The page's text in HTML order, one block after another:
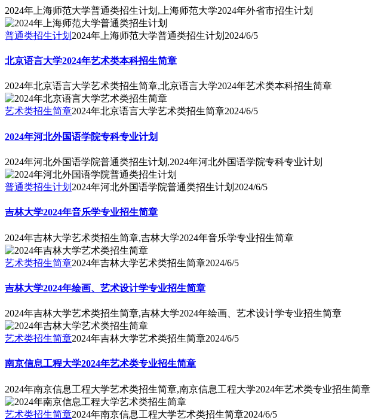
2024年上海师范大学普通类招生计划,上海师范大学2024年外省市招生计划
普通类招生计划 2024年上海师范大学普通类招生计划 2024/6/5
北京语言大学2024年艺术类本科招生简章
2024年北京语言大学艺术类招生简章,北京语言大学2024年艺术类本科招生简章
艺术类招生简章2024年北京语言大学艺术类招生简章2024/6/5
2024年河北外国语学院专科专业计划
2024年河北外国语学院普通类招生计划,2024年河北外国语学院专科专业计划
普通类招生计划 2024年河北外国语学院普通类招生计划 2024/6/5
吉林大学2024年音乐学专业招生简章
2024年吉林大学艺术类招生简章,吉林大学2024年音乐学专业招生简章
艺术类招生简章2024年吉林大学艺术类招生简章2024/6/5
吉林大学2024年绘画、艺术设计学专业招生简章
2024年吉林大学艺术类招生简章,吉林大学2024年绘画、艺术设计学专业招生简章
艺术类招生简章2024年吉林大学艺术类招生简章2024/6/5
南京信息工程大学2024年艺术类专业招生简章
2024年南京信息工程大学艺术类招生简章,南京信息工程大学2024年艺术类专业招生简章
艺术类招生简章2024年南京信息工程大学艺术类招生简章2024/6/5